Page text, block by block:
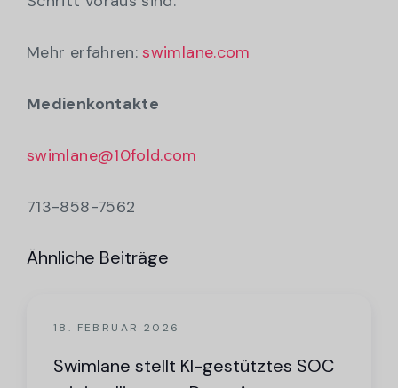
Mehr erfahren:swimlane.com
Medienkontakte
swimlane@10fold.com
713-858-7562
Ähnliche Beiträge
18. FEBRUAR 2026
Swimlane stellt KI-gestütztes SOC